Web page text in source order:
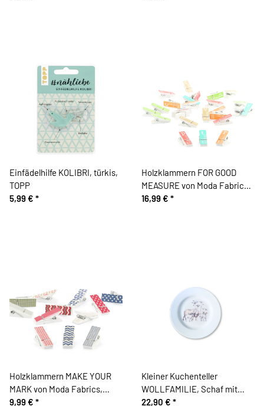
Einfädelhilfe KOLIBRI, türkis,
TOPP
5,99 € *
Holzklammern FOR GOOD
MEASURE von Moda Fabrics,
pastell, Moda Fabrics
16,99 € *
Holzklammern MAKE YOUR
MARK von Moda Fabrics,
blau-rot, Moda Fabrics
9,99 € *
Kleiner Kuchenteller
WOLLFAMILIE, Schaf mit
Lämmern, Acufactum
22,90 € *